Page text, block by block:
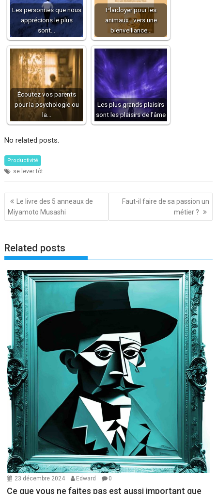
Les personnes que nous
apprécions le plus
sont…
Plaidoyer pour les
animaux : vers une
bienveillance…
Écoutez vos parents
pour la psychologie ou
la…
Les plus grands plaisirs
sont les plaisirs de l'âme
No related posts.
Productivité
se lever tôt
Navigation
de
l’article
Le livre des 5 anneaux de
Miyamoto Musashi
Faut-il faire de sa passion un
métier ?
Related posts
23 décembre 2024 Edward 0
Ce que vous ne faites pas est aussi important que